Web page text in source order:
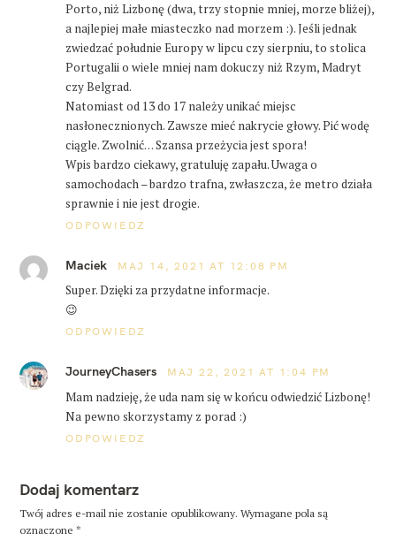
Porto, niż Lizbonę (dwa, trzy stopnie mniej, morze bliżej),
a najlepiej małe miasteczko nad morzem :). Jeśli jednak
zwiedzać południe Europy w lipcu czy sierpniu, to stolica
Portugalii o wiele mniej nam dokuczy niż Rzym, Madryt
czy Belgrad.
Natomiast od 13 do 17 należy unikać miejsc
nasłonecznionych. Zawsze mieć nakrycie głowy. Pić wodę
ciągle. Zwolnić… Szansa przeżycia jest spora!
Wpis bardzo ciekawy, gratuluję zapału. Uwaga o
samochodach – bardzo trafna, zwłaszcza, że metro działa
sprawnie i nie jest drogie.
ODPOWIEDZ
Maciek MAJ 14, 2021 AT 12:08 PM
Super. Dzięki za przydatne informacje.
😉
ODPOWIEDZ
JourneyChasers MAJ 22, 2021 AT 1:04 PM
Mam nadzieję, że uda nam się w końcu odwiedzić Lizbonę!
Na pewno skorzystamy z porad :)
ODPOWIEDZ
Dodaj komentarz
Twój adres e-mail nie zostanie opublikowany. Wymagane pola są
oznaczone *